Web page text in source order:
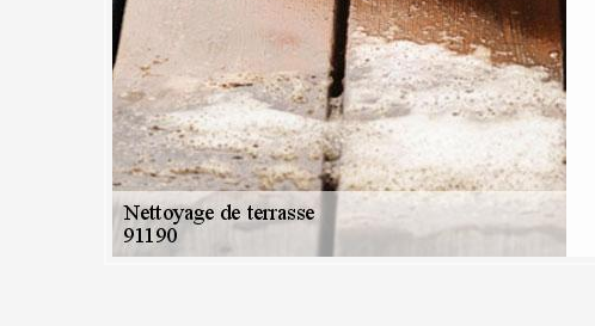
certifiés et travaillons avec des artisans professionnels qualifies et doué
de terrasse que nous proposons sont sur-mesure et nous pouvons
poussière, trace de pollution, verdure, etc. nous nettoyons tout ce
êtes à Saint Aubin ? Contactez-nous.